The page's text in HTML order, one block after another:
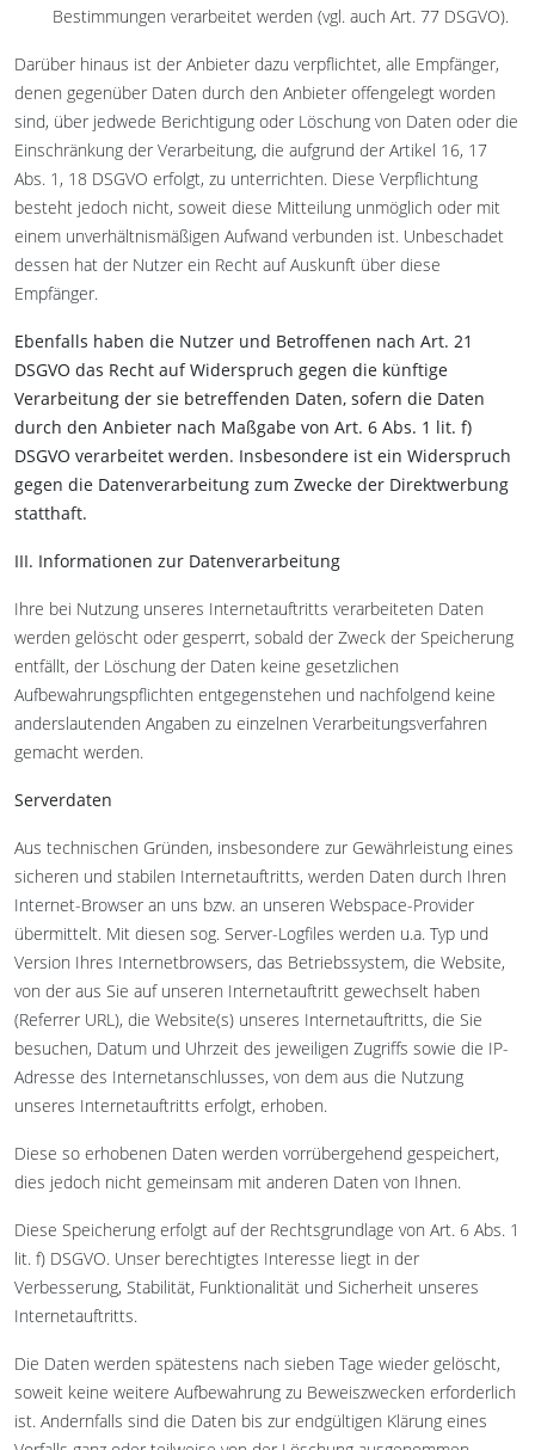
Bestimmungen verarbeitet werden (vgl. auch Art. 77 DSGVO).
Darüber hinaus ist der Anbieter dazu verpflichtet, alle Empfänger,
denen gegenüber Daten durch den Anbieter offengelegt worden
sind, über jedwede Berichtigung oder Löschung von Daten oder die
Einschränkung der Verarbeitung, die aufgrund der Artikel 16, 17
Abs. 1, 18 DSGVO erfolgt, zu unterrichten. Diese Verpflichtung
besteht jedoch nicht, soweit diese Mitteilung unmöglich oder mit
einem unverhältnismäßigen Aufwand verbunden ist. Unbeschadet
dessen hat der Nutzer ein Recht auf Auskunft über diese
Empfänger.
Ebenfalls haben die Nutzer und Betroffenen nach Art. 21
DSGVO das Recht auf Widerspruch gegen die künftige
Verarbeitung der sie betreffenden Daten, sofern die Daten
durch den Anbieter nach Maßgabe von Art. 6 Abs. 1 lit. f)
DSGVO verarbeitet werden. Insbesondere ist ein Widerspruch
gegen die Datenverarbeitung zum Zwecke der Direktwerbung
statthaft.
III. Informationen zur Datenverarbeitung
Ihre bei Nutzung unseres Internetauftritts verarbeiteten Daten
werden gelöscht oder gesperrt, sobald der Zweck der Speicherung
entfällt, der Löschung der Daten keine gesetzlichen
Aufbewahrungspflichten entgegenstehen und nachfolgend keine
anderslautenden Angaben zu einzelnen Verarbeitungsverfahren
gemacht werden.
Serverdaten
Aus technischen Gründen, insbesondere zur Gewährleistung eines
sicheren und stabilen Internetauftritts, werden Daten durch Ihren
Internet-Browser an uns bzw. an unseren Webspace-Provider
übermittelt. Mit diesen sog. Server-Logfiles werden u.a. Typ und
Version Ihres Internetbrowsers, das Betriebssystem, die Website,
von der aus Sie auf unseren Internetauftritt gewechselt haben
(Referrer URL), die Website(s) unseres Internetauftritts, die Sie
besuchen, Datum und Uhrzeit des jeweiligen Zugriffs sowie die IP-
Adresse des Internetanschlusses, von dem aus die Nutzung
unseres Internetauftritts erfolgt, erhoben.
Diese so erhobenen Daten werden vorrübergehend gespeichert,
dies jedoch nicht gemeinsam mit anderen Daten von Ihnen.
Diese Speicherung erfolgt auf der Rechtsgrundlage von Art. 6 Abs. 1
lit. f) DSGVO. Unser berechtigtes Interesse liegt in der
Verbesserung, Stabilität, Funktionalität und Sicherheit unseres
Internetauftritts.
Die Daten werden spätestens nach sieben Tage wieder gelöscht,
soweit keine weitere Aufbewahrung zu Beweiszwecken erforderlich
ist. Andernfalls sind die Daten bis zur endgültigen Klärung eines